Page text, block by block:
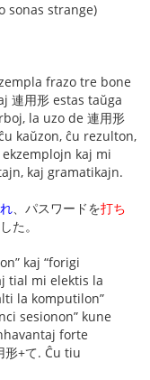
sonas strange)
frazo tre bone
連用形 estas taŭga
la uzo de 連用形
kaŭzon, ĉu rezulton,
kaj mi
kaj gramatikajn.
、パスワードを打ち
た。
kaj “forigi
tial mi elektis la
la komputilon”
sesionon” kune
forte
+て. Ĉu tiu